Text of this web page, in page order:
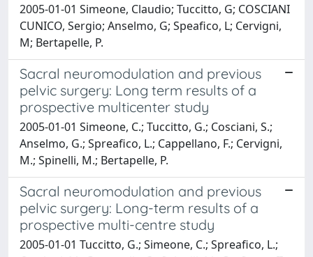
2005-01-01 Simeone, Claudio; Tuccitto, G; COSCIANI
CUNICO, Sergio; Anselmo, G; Speafico, L; Cervigni,
M; Bertapelle, P.
Sacral neuromodulation and previous
pelvic surgery: Long term results of a
prospective multicenter study
2005-01-01 Simeone, C.; Tuccitto, G.; Cosciani, S.;
Anselmo, G.; Spreafico, L.; Cappellano, F.; Cervigni,
M.; Spinelli, M.; Bertapelle, P.
Sacral neuromodulation and previous
pelvic surgery: Long-term results of a
prospective multi-centre study
2005-01-01 Tuccitto, G.; Simeone, C.; Spreafico, L.;